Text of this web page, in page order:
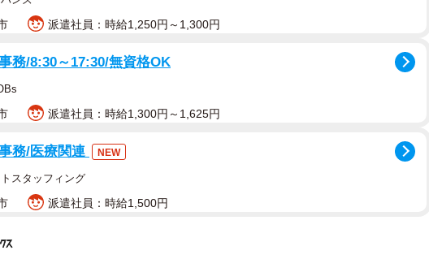
派遣社員：時給1,250円～1,300円
務/8:30～17:30/無資格OK
派遣社員：時給1,300円～1,625円
務/医療関連 NEW
スタッフィング
派遣社員：時給1,500円